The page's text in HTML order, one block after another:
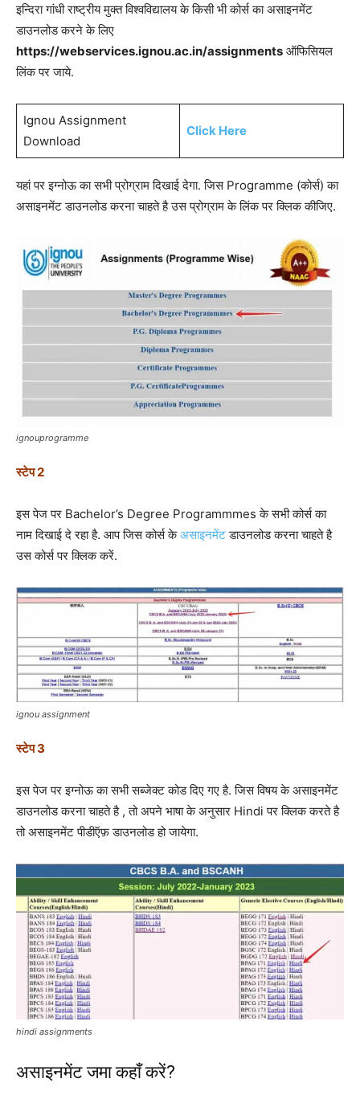
इन्दिरा गांधी राष्ट्रीय मुक्त विश्वविद्यालय के किसी भी कोर्स का असाइनमेंट
डाउनलोड करने के लिए
https://webservices.ignou.ac.in/assignments ऑफिसियल
लिंक पर जाये.
Ignou Assignment
Download
Click Here
यहां पर इग्नोऊ का सभी प्रोग्राम दिखाई देगा. जिस Programme (कोर्स) का
असाइनमेंट डाउनलोड करना चाहते है उस प्रोग्राम के लिंक पर क्लिक कीजिए.
ignouprogramme
स्टेप 2
इस पेज पर Bachelor’s Degree Programmmes के सभी कोर्स का
नाम दिखाई दे रहा है. आप जिस कोर्स केअसाइनमेंटडाउनलोड करना चाहते है
उस कोर्स पर क्लिक करें.
ignou assignment
स्टेप 3
इस पेज पर इग्नोऊ का सभी सब्जेक्ट कोड दिए गए है. जिस विषय के असाइनमेंट
डाउनलोड करना चाहते है , तो अपने भाषा के अनुसार Hindi पर क्लिक करते है
तो असाइनमेंट पीडीऍफ़ डाउनलोड हो जायेगा.
hindi assignments
असाइनमेंट जमा कहाँ करें?